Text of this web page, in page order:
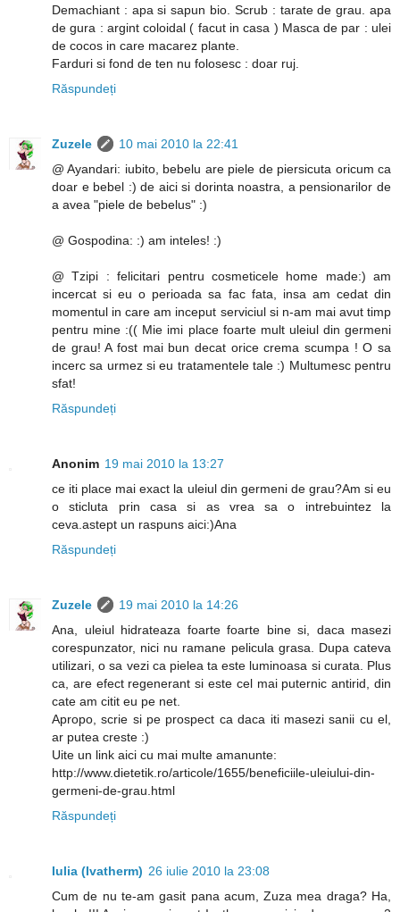
Demachiant : apa si sapun bio. Scrub : tarate de grau. apa
de gura : argint coloidal ( facut in casa ) Masca de par : ulei
de cocos in care macarez plante.
Farduri si fond de ten nu folosesc : doar ruj.
Răspundeți
Zuzele
10 mai 2010 la 22:41
@ Ayandari: iubito, bebelu are piele de piersicuta oricum ca
doar e bebel :) de aici si dorinta noastra, a pensionarilor de
a avea "piele de bebelus" :)
@ Gospodina: :) am inteles! :)
@ Tzipi : felicitari pentru cosmeticele home made:) am
incercat si eu o perioada sa fac fata, insa am cedat din
momentul in care am inceput serviciul si n-am mai avut timp
pentru mine :(( Mie imi place foarte mult uleiul din germeni
de grau! A fost mai bun decat orice crema scumpa ! O sa
incerc sa urmez si eu tratamentele tale :) Multumesc pentru
sfat!
Răspundeți
Anonim 19 mai 2010 la 13:27
ce iti place mai exact la uleiul din germeni de grau?Am si eu
o sticluta prin casa si as vrea sa o intrebuintez la
ceva.astept un raspuns aici:)Ana
Răspundeți
Zuzele
19 mai 2010 la 14:26
Ana, uleiul hidrateaza foarte foarte bine si, daca masezi
corespunzator, nici nu ramane pelicula grasa. Dupa cateva
utilizari, o sa vezi ca pielea ta este luminoasa si curata. Plus
ca, are efect regenerant si este cel mai puternic antirid, din
cate am citit eu pe net.
Apropo, scrie si pe prospect ca daca iti masezi sanii cu el,
ar putea creste :)
Uite un link aici cu mai multe amanunte:
http://www.dietetik.ro/articole/1655/beneficiile-uleiului-din-
germeni-de-grau.html
Răspundeți
Iulia (Ivatherm) 26 iulie 2010 la 23:08
Cum de nu te-am gasit pana acum, Zuza mea draga? Ha,